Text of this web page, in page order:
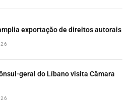
exportação de direitos autorais
geral do Líbano visita Câmara